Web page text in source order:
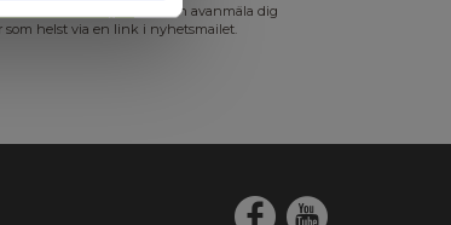
. Du kan avanmäla dig
som helst via en link i nyhetsmailet.